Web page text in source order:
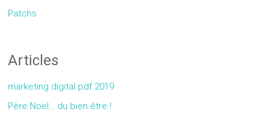
Patchs
Articles
marketing digital pdf 2019
Père Noël… du bien être !